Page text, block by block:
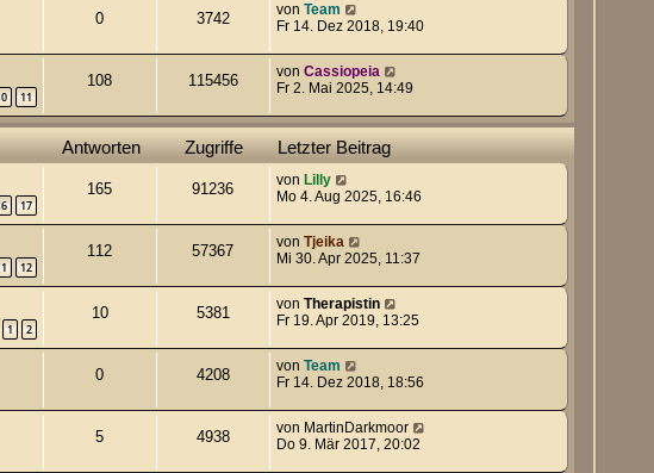
0 3742 von Team
Fr 14. Dez 2018, 19:40
11
108 115456 von Cassiopeia
Fr 2. Mai 2025, 14:49
Antworten Zugriffe Letzter Beitrag
17
165 91236 von Lilly
Mo 4. Aug 2025, 16:46
12
112 57367 von Tjeika
Mi 30. Apr 2025, 11:37
1 2
10 5381 von Therapistin
Fr 19. Apr 2019, 13:25
0 4208 von Team
Fr 14. Dez 2018, 18:56
5 4938 von MartinDarkmoor
Do 9. Mär 2017, 20:02